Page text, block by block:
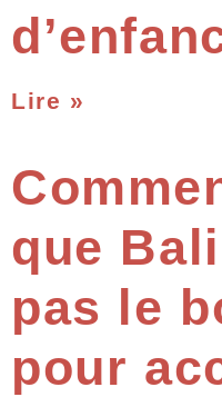
Lire »
que
pas le
pour